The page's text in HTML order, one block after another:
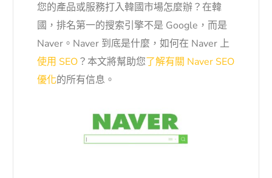
您的產品或服務打入韓國市場怎麼辦？在韓
國，排名第一的搜索引擎不是 Google，而是
Naver。Naver 到底是什麼，如何在 Naver 上
使用 SEO？本文將幫助您了解有關 Naver SEO
優化的所有信息。